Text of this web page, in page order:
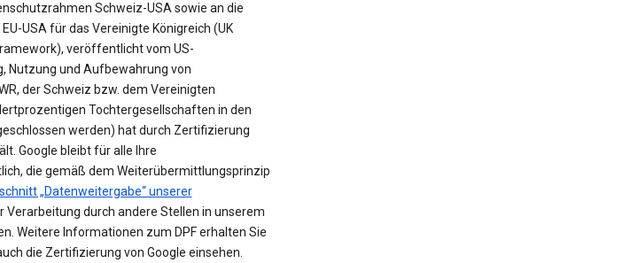
Schweiz-USA sowie an die
USA für das Vereinigte Königreich (UK
veröffentlicht vom US-
Nutzung und Aufbewahrung von
der Schweiz bzw. dem Vereinigten
Tochtergesellschaften in den
werden) hat durch Zertifizierung
Google bleibt für alle Ihre
die gemäß dem Weiterübermittlungsprinzip
„Datenweitergabe“ unserer
Verarbeitung durch andere Stellen in unserem
Weitere Informationen zum DPF erhalten Sie
die Zertifizierung von Google einsehen.